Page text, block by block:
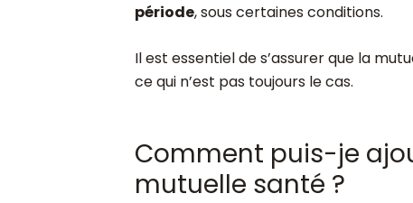
période, sous certaines conditions.
Il est essentiel de s’assurer que la
ce qui n’est pas toujours le cas.
Comment puis-je
mutuelle santé ?